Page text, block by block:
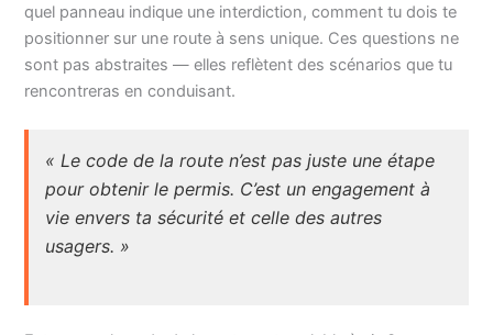
quel panneau indique une interdiction, comment tu dois te
positionner sur une route à sens unique. Ces questions ne
sont pas abstraites — elles reflètent des scénarios que tu
rencontreras en conduisant.
« Le code de la route n’est pas juste une étape
pour obtenir le permis. C’est un engagement à
vie envers ta sécurité et celle des autres
usagers. »